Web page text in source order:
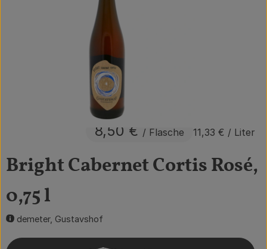
Vorratskammer
Süßes & Salziges
Der Betrieb
Brodowin besuchen
Bright Cabernet Cortis Rosé,
0,75 l
demeter, Gustavshof
8,50 € / Flasche 11,33 € / Liter